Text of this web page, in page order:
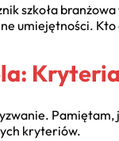
szkoła branżowa
umiejętności.
Pamiętam,
kryteriów.